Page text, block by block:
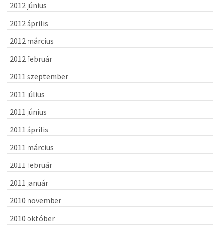
2012 június
2012 április
2012 március
2012 február
2011 szeptember
2011 július
2011 június
2011 április
2011 március
2011 február
2011 január
2010 november
2010 október